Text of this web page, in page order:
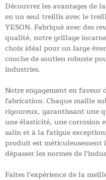
Découvrez les avantages de
en un seul treillis avec le
YESON. Fabriqué avec des
qualité, notre grillage
choix idéal pour un large
couche de soutien robuste
industries.
Notre engagement en faveur
fabrication. Chaque maille
rigoureux, garantissant une
une élasticité, une corrosion
salin et à la fatigue
produit est méticuleusement
dépasser les normes de
Faites l'expérience de la